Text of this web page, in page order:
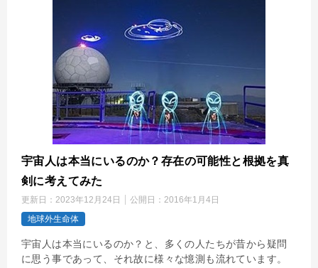
宇宙人は本当にいるのか？存在の可能性と根拠を真
剣に考えてみた
更新日： 2023年12月24日 公開日： 2016年1月4日
地球外生命体
宇宙人は本当にいるのか？と、多くの人たちが昔から疑問
に思う事であって、それ故に様々な憶測も流れています。